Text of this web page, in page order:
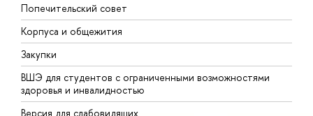
Попечительский совет
Корпуса и общежития
Закупки
ВШЭ для студентов с ограниченными возможностями
здоровья и инвалидностью
Версия для слабовидящих